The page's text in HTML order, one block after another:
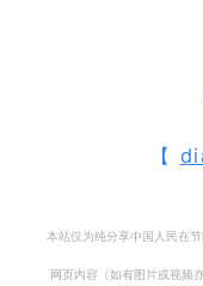
【
本站仅为纯分享中国人民在
网页内容（如有图片或视频